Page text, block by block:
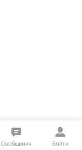
Сообщения Войти